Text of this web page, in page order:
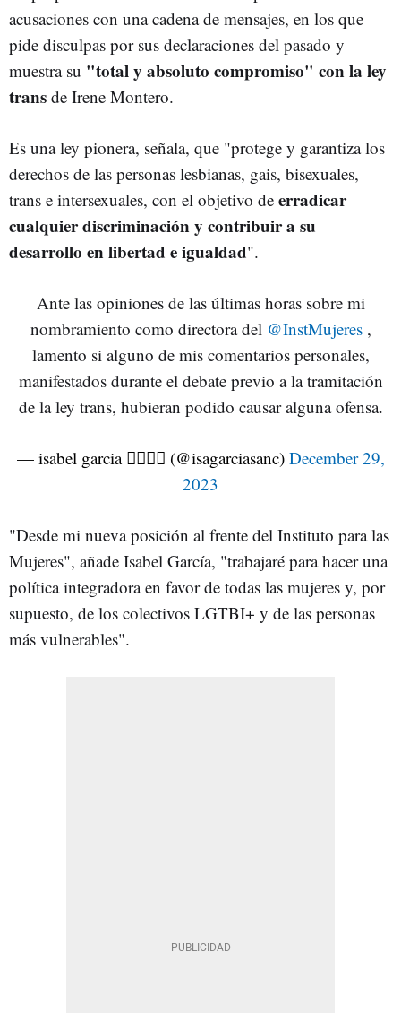
acusaciones con una cadena de mensajes, en los que
pide disculpas por sus declaraciones del pasado y
muestra su "total y absoluto compromiso" con la ley
trans de Irene Montero.
Es una ley pionera, señala, que "protege y garantiza los
derechos de las personas lesbianas, gais, bisexuales,
trans e intersexuales, con el objetivo de erradicar
cualquier discriminación y contribuir a su
desarrollo en libertad e igualdad".
Ante las opiniones de las últimas horas sobre mi
nombramiento como directora del @InstMujeres,
lamento si alguno de mis comentarios personales,
manifestados durante el debate previo a la tramitación
de la ley trans, hubieran podido causar alguna ofensa.
— isabel garcia 🏳️‍🌈💜🙌 (@isagarciasanc) December 29,
2023
"Desde mi nueva posición al frente del Instituto para las
Mujeres", añade Isabel García, "trabajaré para hacer una
política integradora en favor de todas las mujeres y, por
supuesto, de los colectivos LGTBI+ y de las personas
más vulnerables".